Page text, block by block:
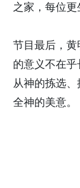
之家，每位更
节目最后，
的意义不在乎
从神的拣选
全神的美意。